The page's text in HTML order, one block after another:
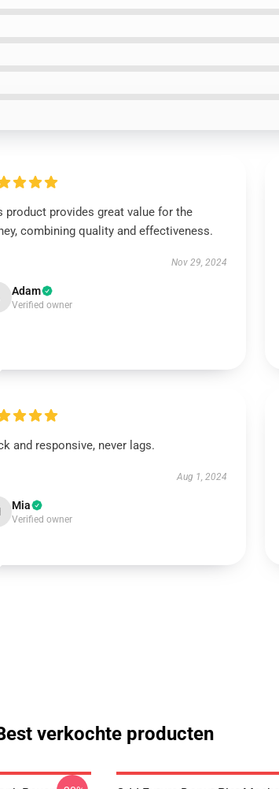
product provides great value for the
combining quality and effectiveness.
Nov 29, 2024
Adam
Verified owner
and responsive, never lags.
Aug 1, 2024
Mia
Verified owner
verkochte producten